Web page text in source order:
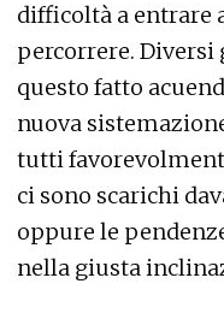
difficoltà a entrare
percorrere.
questo fatto
nuova
tutti
ci sono scarichi
oppure le
nella giusta